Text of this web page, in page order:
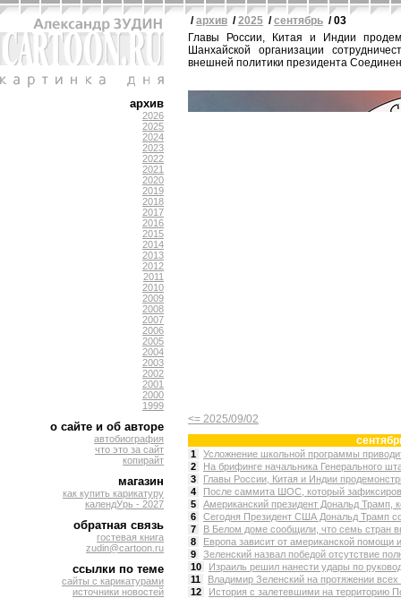
архив
2026
2025
2024
2023
2022
2021
2020
2019
2018
2017
2016
2015
2014
2013
2012
2011
2010
2009
2008
2007
2006
2005
2004
2003
2002
2001
2000
1999
о сайте и об авторе
автобиография
что это за сайт
копирайт
магазин
как купить карикатуру
календУрь - 2027
обратная связь
гостевая книга
zudin@cartoon.ru
ссылки по теме
сайты с карикатурами
источники новостей
/архив /2025 /сентябрь / 03
Главы России, Китая и Индии
Шанхайской организации
внешней политики президента
<= 2025/09/02
1
Усложнение школьной программы
2
На брифинге начальника Генерального
3
Главы России, Китая и Индии
4
После саммита ШОС, который
5
Американский президент Дональд Трамп,
6
Сегодня Президент США Дональд Трамп
7
В Белом доме сообщили, что семь стран
8
Европа зависит от американской помощи
9
Зеленский назвал победой отсутствие
10
Израиль решил нанести удары по
11
Владимир Зеленский на протяжении
12
История с залетевшими на территорию